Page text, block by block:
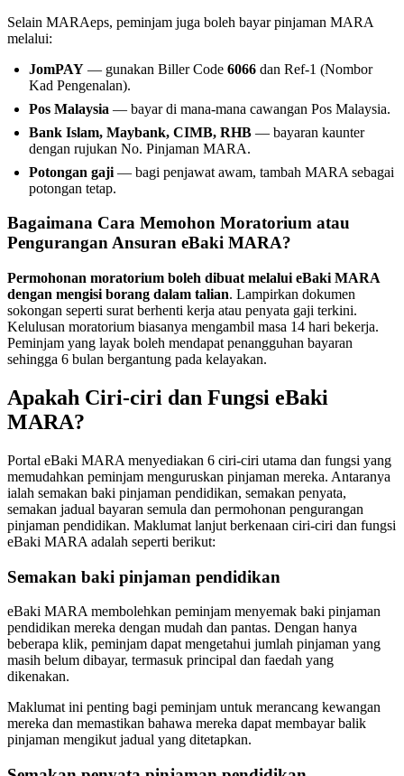
Selain MARAeps, peminjam juga boleh bayar pinjaman MARA
melalui:
JomPAY — gunakan Biller Code 6066 dan Ref-1 (Nombor
Kad Pengenalan).
Pos Malaysia — bayar di mana-mana cawangan Pos Malaysia.
Bank Islam, Maybank, CIMB, RHB — bayaran kaunter
dengan rujukan No. Pinjaman MARA.
Potongan gaji — bagi penjawat awam, tambah MARA sebagai
potongan tetap.
Bagaimana Cara Memohon Moratorium atau
Pengurangan Ansuran eBaki MARA?
Permohonan moratorium boleh dibuat melalui eBaki MARA
dengan mengisi borang dalam talian. Lampirkan dokumen
sokongan seperti surat berhenti kerja atau penyata gaji terkini.
Kelulusan moratorium biasanya mengambil masa 14 hari bekerja.
Peminjam yang layak boleh mendapat penangguhan bayaran
sehingga 6 bulan bergantung pada kelayakan.
Apakah Ciri-ciri dan Fungsi eBaki
MARA?
Portal eBaki MARA menyediakan 6 ciri-ciri utama dan fungsi yang
memudahkan peminjam menguruskan pinjaman mereka. Antaranya
ialah semakan baki pinjaman pendidikan, semakan penyata,
semakan jadual bayaran semula dan permohonan pengurangan
pinjaman pendidikan. Maklumat lanjut berkenaan ciri-ciri dan fungsi
eBaki MARA adalah seperti berikut:
Semakan baki pinjaman pendidikan
eBaki MARA membolehkan peminjam menyemak baki pinjaman
pendidikan mereka dengan mudah dan pantas. Dengan hanya
beberapa klik, peminjam dapat mengetahui jumlah pinjaman yang
masih belum dibayar, termasuk principal dan faedah yang
dikenakan.
Maklumat ini penting bagi peminjam untuk merancang kewangan
mereka dan memastikan bahawa mereka dapat membayar balik
pinjaman mengikut jadual yang ditetapkan.